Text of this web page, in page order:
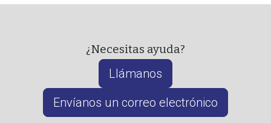
¿Necesitas ayuda?
Llámanos
Envíanos un correo electrónico